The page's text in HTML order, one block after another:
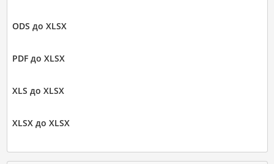
ODS до XLSX
PDF до XLSX
XLS до XLSX
XLSX до XLSX